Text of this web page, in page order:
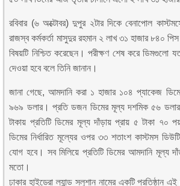
রবিবার (৬ অক্টোবর) দুপুর ২টার দিকে বেনাপোল
রাজস্ব কর্মকর্তা মাসুদুর রহমান ২ লাখ ৩১ হাজার ৮৪০
বিষয়টি নিশ্চিত করেছেন। পরীক্ষণ শেষ করে ডিমগুলো
দেওয়া হবে বলে তিনি জানান।
জানা গেছে, আমদানি করা ১ হাজার ১০৪ প্যাকেজ
৯৬৯ ডলার। প্রতি ডজন ডিমের মূল্য দশমিক ৫৬
টাকায় প্রতিটি ডিমের মূল্য দাঁড়ায় প্রায় ৫ টাকা
ডিমের নির্ধারিত মূল্যের ওপর ৩৩ শতাংশ কাস্টমস
যোগ হবে। সব মিলিয়ে প্রতিটি ডিমের আমদানি মূল্য
মতো।
ঢাকার হাইড্রো ল্যান্ড সলুশান নামের একটি প্রতিষ্ঠান